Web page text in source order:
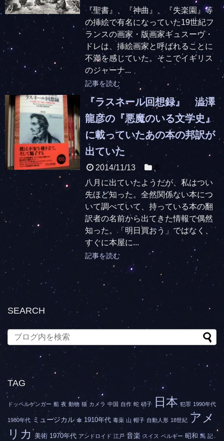
『聖書』、『神曲』、『失楽園』等
の挿絵で有名になっていた19世紀フ
ランスの画家・版画家ギュスーヴ・
ドレは、挿絵画家と呼ばれることに
不満を感じていた。そこでイギリス
のジャーナ...
記事を読む
『ラスネール回想録』 澁澤
龍彦の『悪魔のいる文学史』
に載っていたあの本の邦訳が
出ていた
2014/11/13
本
八月に出ていたようだが、私はつい
先ほど知った。全然関係ない本につ
いて調べていて、持っている本の翻
訳者の名前から出てきた情報で偶然
知った。「明日買おう」ではなく、
すぐに本屋に...
記事を読む
SEARCH
TAG
ドッペルゲンガー 船 夜 動物 猫 カメラ 中国 自作 蛇 硝子 日本 犯罪 1990年代
1980年代 ミュージカル 傘 1910年代 毒薬 山 帽子 自動人形 18世紀 アメ
リカ 美術 1970年代 アンドロイド 江戸 音楽 スイス ベルギー 昭和 馬 記